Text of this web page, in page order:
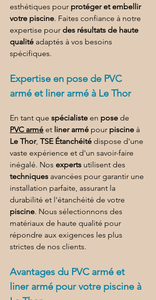
esthétiques pour protéger et embellir
votre piscine. Faites confiance à notre
expertise pour des résultats de haute
qualité adaptés à vos besoins
spécifiques.
Expertise en pose de PVC
armé et liner armé à Le Thor
En tant que spécialiste en pose de
PVC armé et liner armé pour piscine à
Le Thor, TSE Étanchéité dispose d'une
vaste expérience et d'un savoir-faire
inégalé. Nos experts utilisent des
techniques avancées pour garantir une
installation parfaite, assurant la
durabilité et l'étanchéité de votre
piscine. Nous sélectionnons des
matériaux de haute qualité pour
répondre aux exigences les plus
strictes de nos clients.
Avantages du PVC armé et
liner armé pour votre piscine à